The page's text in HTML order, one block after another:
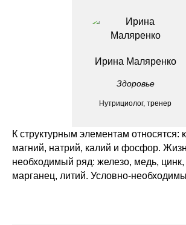
Ирина Маляренко
Здоровье
Нутрициолог, тренер
К структурным элементам относятся:
магний, натрий, калий и фосфор.
необходимый ряд: железо, медь, цинк,
марганец, литий. Условно-